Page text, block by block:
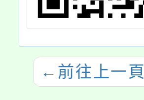
← 前往上一頁